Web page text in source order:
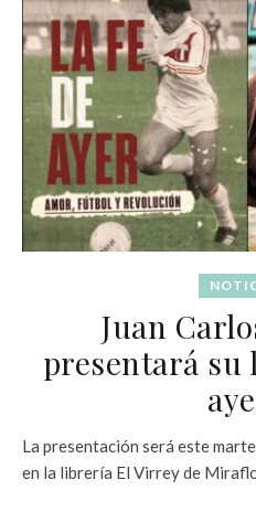
Juan
presentará su
La presentación será este
en la librería El Virrey de